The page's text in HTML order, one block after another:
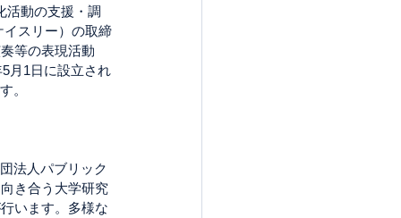
活動の支援・調
スリー）の取締
等の表現活動
月1日に設立され
。
法人パブリック
き合う大学研究
います。多様な